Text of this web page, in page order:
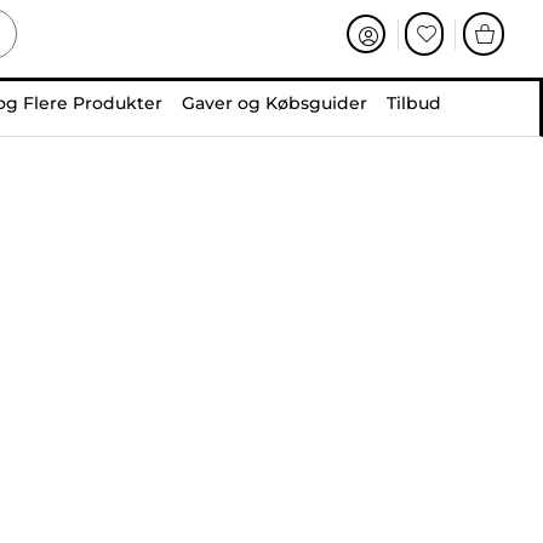
Flere Produkter Gaver og Købsguider Tilbud